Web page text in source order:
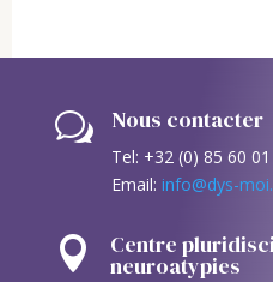
w Nous contacter
Tel: +32 (0) 85 60
Email: info@dys-
 Centre
neuroatypies